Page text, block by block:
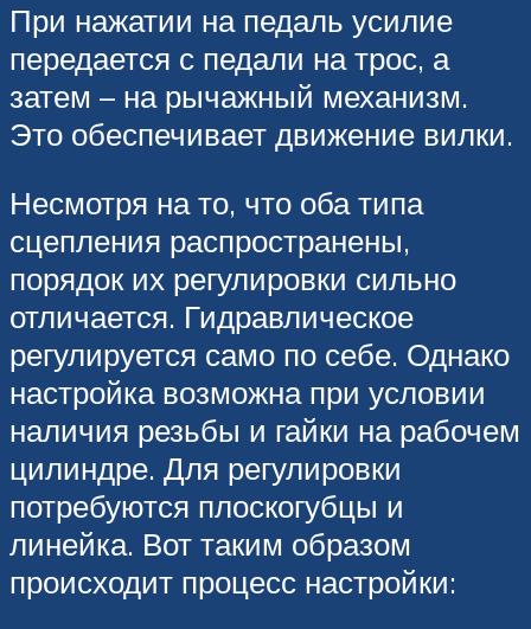
При нажатии на педаль усилие
передается с педали на трос, а
затем – на рычажный механизм.
Это обеспечивает движение вилки.
Несмотря на то, что оба типа
сцепления распространены,
порядок их регулировки сильно
отличается. Гидравлическое
регулируется само по себе. Однако
настройка возможна при условии
наличия резьбы и гайки на рабочем
цилиндре. Для регулировки
потребуются плоскогубцы и
линейка. Вот таким образом
происходит процесс настройки: